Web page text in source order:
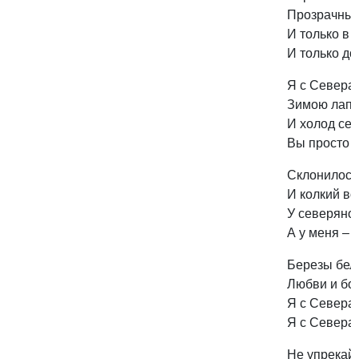
И только
И только
Я с
Зимою
И холод
Вы
И колкий
У
А у меня –
Березы
Любви и
Я с
Я с
Не